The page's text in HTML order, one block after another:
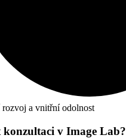
rozvoj a vnitřní odolnost
konzultaci v Image Lab?